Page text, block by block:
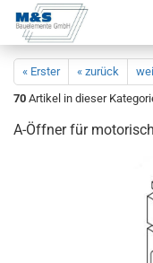
« Erster « zurück
70 Artikel in dieser
A-​Öffner für